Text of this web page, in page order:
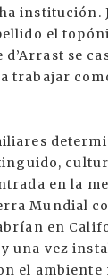
institución.
el
d’Arrast se
trabajar
en la
Mundial
en
una vez
el ambiente